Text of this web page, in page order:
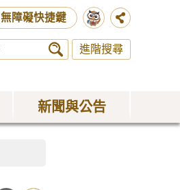
無障礙快捷鍵
進階搜尋
新聞與公告